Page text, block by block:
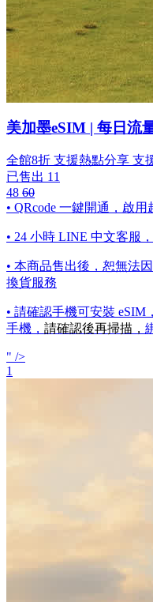
美加墨eSIM | 每日流
全館8折 支援熱點分享 支
已售出 11
48 60
• QRcode 一鍵開通，啟用
• 24 小時 LINE 中文客服
• 本商品售出後，恕無法
換貨服務
• 請確認手機可安裝
手機， 請確認後再掃描，
" />
1